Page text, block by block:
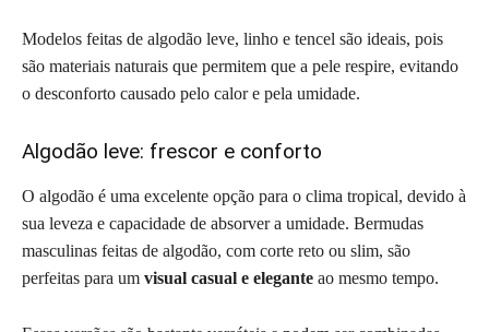
Modelos feitas de algodão leve, linho e tencel são ideais, pois
são materiais naturais que permitem que a pele respire, evitando
o desconforto causado pelo calor e pela umidade.
Algodão leve: frescor e conforto
O algodão é uma excelente opção para o clima tropical, devido à
sua leveza e capacidade de absorver a umidade. Bermudas
masculinas feitas de algodão, com corte reto ou slim, são
perfeitas para um visual casual e elegante ao mesmo tempo.